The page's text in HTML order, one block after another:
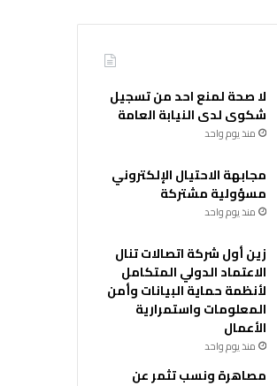
لا صحة لمنع احد من تسجيل
شكوى لدى النيابة العامة
منذ يوم واحد
مجابهة الاحتيال الإلكتروني
مسؤولية مشتركة
منذ يوم واحد
زين أول شركة اتصالات تنال
الاعتماد الدولي المتكامل
لأنظمة حماية البيانات وأمن
المعلومات واستمرارية
الأعمال
منذ يوم واحد
مصاهرة ونسب تثمر عن